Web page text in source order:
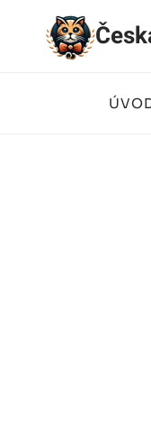
Přeskočit